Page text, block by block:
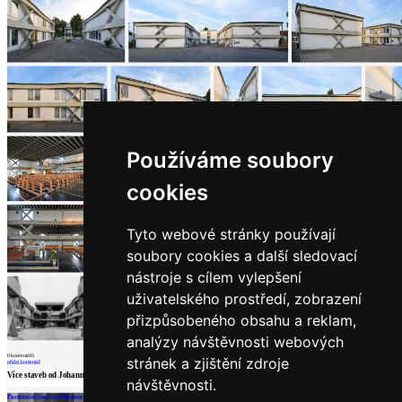
Používáme soubory
cookies
Tyto webové stránky používají
soubory cookies a další sledovací
nástroje s cílem vylepšení
uživatelského prostředí, zobrazení
přizpůsobeného obsahu a reklam,
analýzy návštěvnosti webových
stránek a zjištění zdroje
návštěvnosti.
0komentářů
přidat komentář
Více staveb odJohann Georg Gsteu
Pastorační centrum Baumgartner Spitz
architektů
Katalog
dodavatelů
Vložit
inzerát
do
burzy
práce
Newsletter
Přihlaste se k odběru našeho pravidelného
týdenního newsletteru:
Fill in „nospam“
© Archiweb, s.r.o. 1997-2026
ISSN: 1801-3902